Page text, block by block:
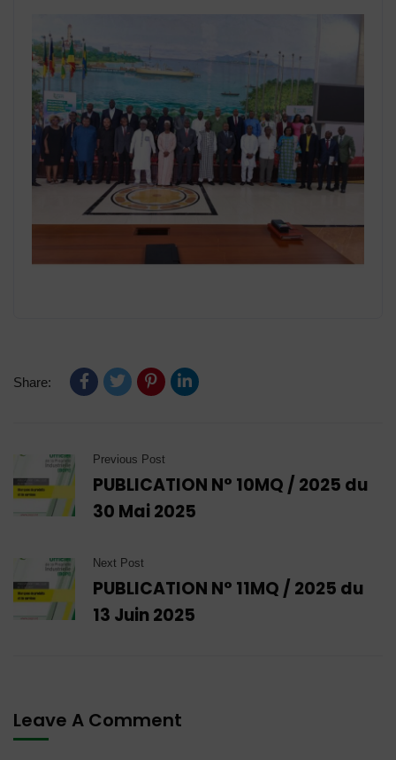
Share:
Previous Post
PUBLICATION N° 10MQ / 2025 du
30 Mai 2025
Next Post
PUBLICATION N° 11MQ / 2025 du
13 Juin 2025
Leave A Comment